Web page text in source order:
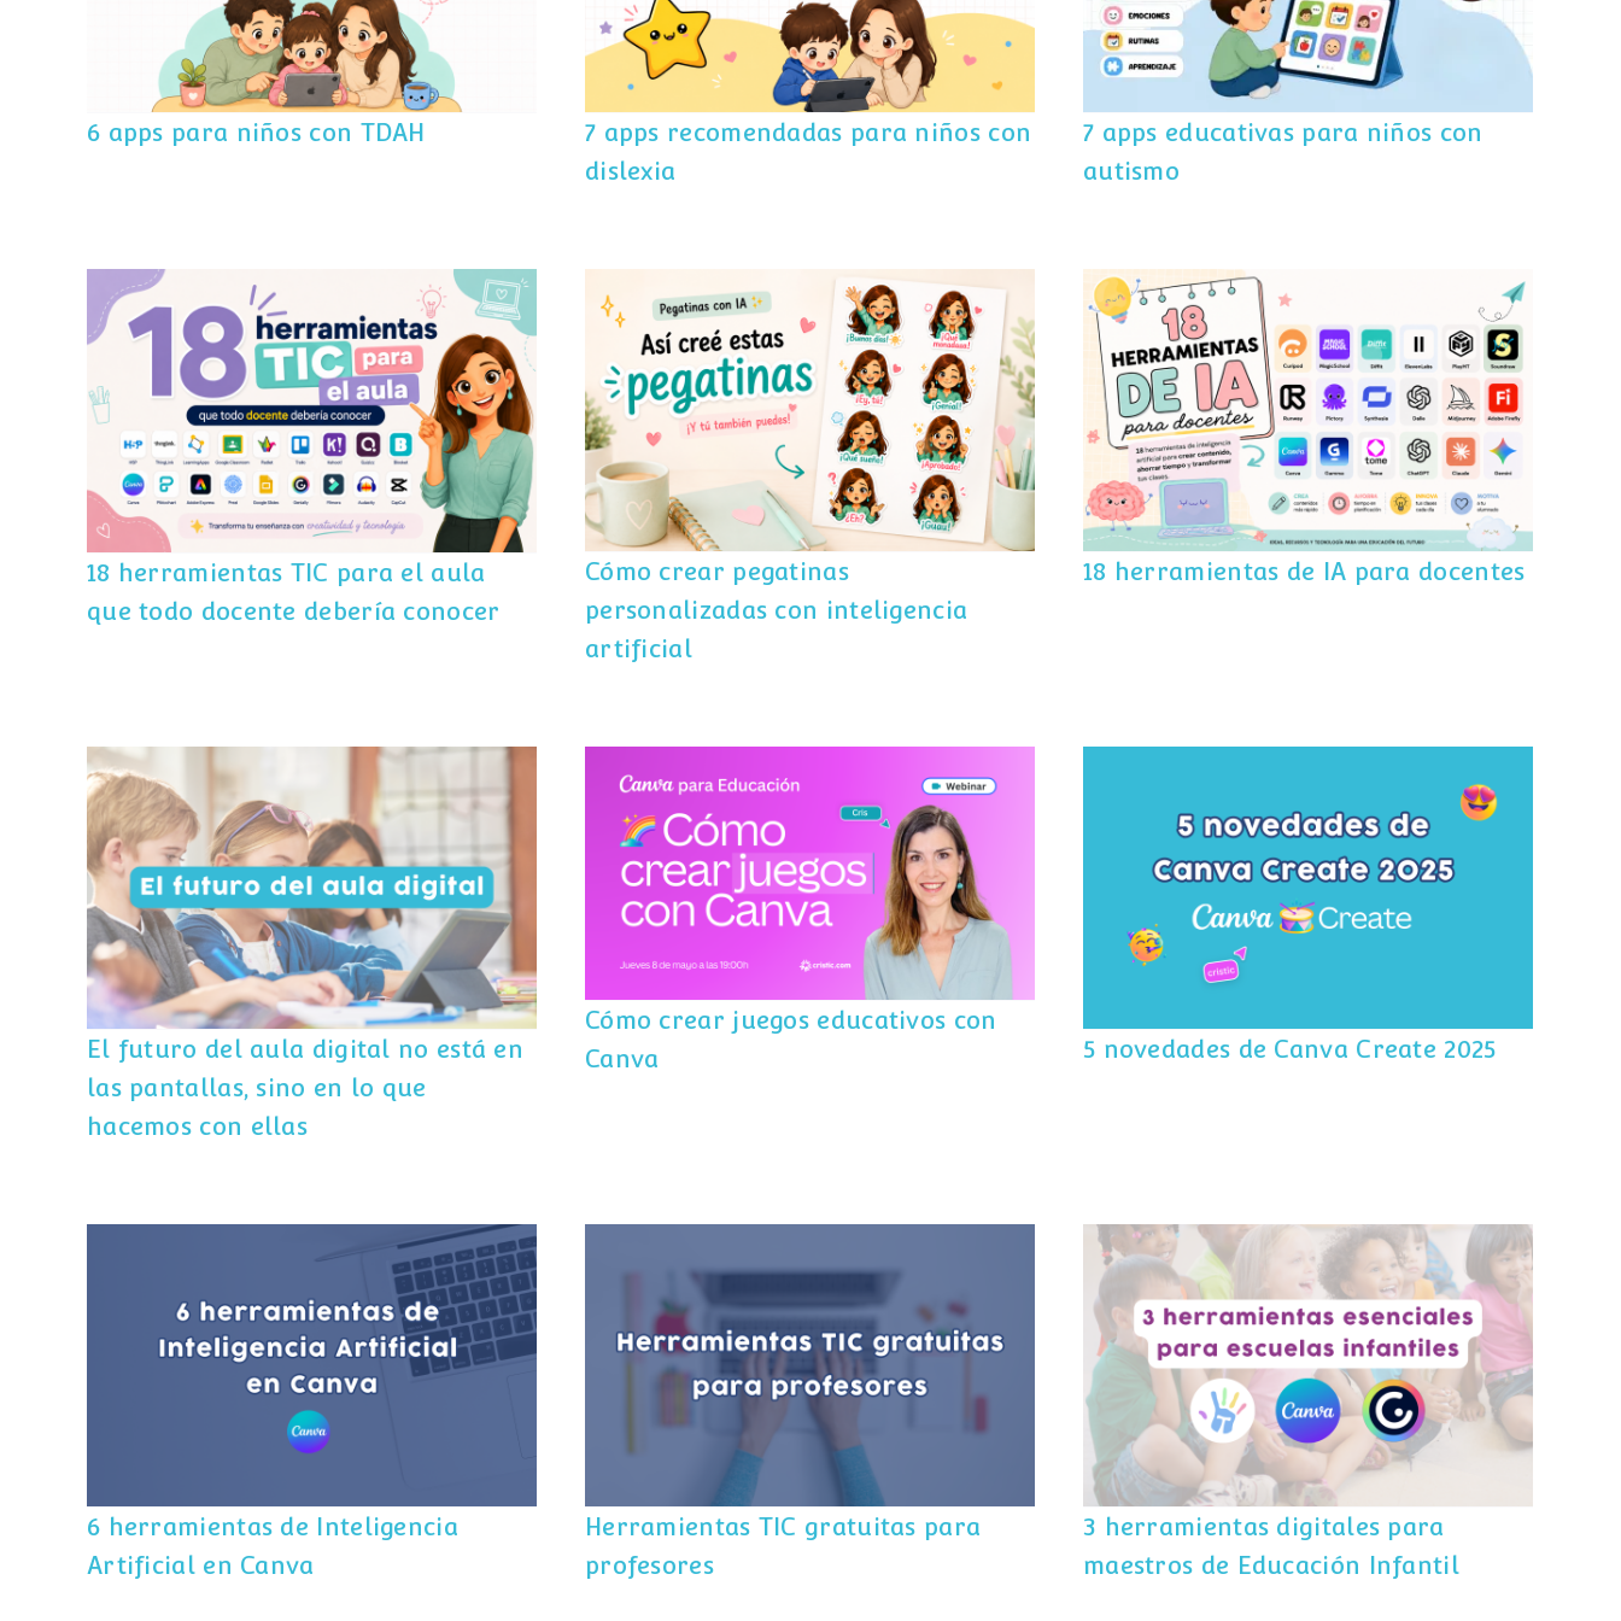
6 apps para niños con TDAH
7 apps recomendadas para niños con
dislexia
7 apps educativas para niños con
autismo
18 herramientas TIC para el aula que
todo docente debería conocer
18 herramientas TIC para el aula
que todo docente debería conocer
Cómo crear pegatinas personalizadas
con inteligencia artificial
Cómo crear pegatinas
personalizadas con inteligencia
artificial
18 herramientas de IA para docentes
18 herramientas de IA para docentes
El futuro del aula digital no está en las
pantallas, sino en lo que hacemos con
ellas
El futuro del aula digital no está en
las pantallas, sino en lo que
hacemos con ellas
Cómo crear juegos educativos con
Canva
Cómo crear juegos educativos con
Canva
5 novedades de Canva Create 2025
6 herramientas de Inteligencia Artificial
en Canva
6 herramientas de Inteligencia
Artificial en Canva
Herramientas TIC gratuitas para
profesores
Herramientas TIC gratuitas para
profesores
3 herramientas digitales para
maestros de Educación Infantil
3 herramientas digitales para
maestros de Educación Infantil